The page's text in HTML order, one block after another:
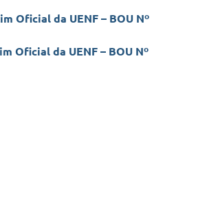
Oficial da UENF – BOU Nº
Oficial da UENF – BOU Nº